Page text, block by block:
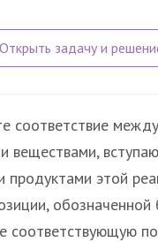
соответствие между
веществами,
продуктами этой
обозначенной
соответствующую